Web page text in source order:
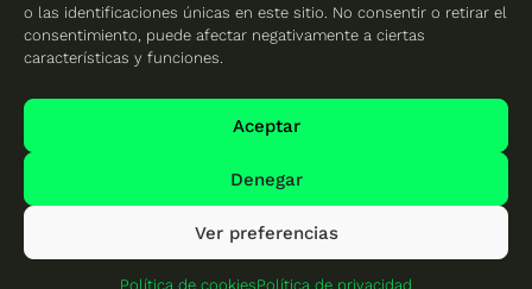
o las identificaciones únicas en este sitio. No consentir o retirar el
consentimiento, puede afectar negativamente a ciertas
características y funciones.
Aceptar
Denegar
Ver preferencias
Política de cookiesPolítica de privacidad
Protección de datos
Política de cookies
Mapa del sitio
© 2026 Cambio Energético - Todos los derechos
reservados